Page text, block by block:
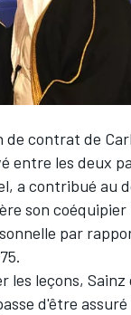
de contrat de
entre les deux
, a contribué au
son coéquipier
par
les leçons,
d'être